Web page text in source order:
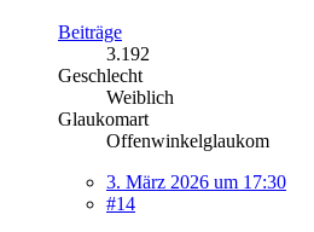
Beiträge
3.192
Geschlecht
Weiblich
Glaukomart
Offenwinkelglaukom
3. März 2026 um 17:30
#14